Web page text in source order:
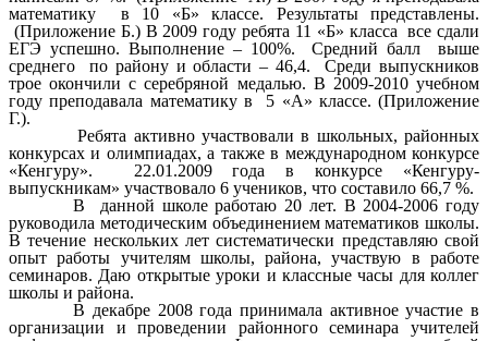
математику в 10 «Б» классе. Результаты представлены.
(Приложение Б.) В 2009 году ребята 11 «Б» класса все сдали
ЕГЭ успешно. Выполнение – 100%. Средний балл выше
среднего по району и области – 46,4. Среди выпускников
трое окончили с серебряной медалью. В 2009-2010 учебном
году преподавала математику в 5 «А» классе. (Приложение
Г.).
Ребята активно участвовали в школьных, районных
конкурсах и олимпиадах, а также в международном конкурсе
«Кенгуру». 22.01.2009 года в конкурсе «Кенгуру-
выпускникам» участвовало 6 учеников, что составило 66,7 %.
В данной школе работаю 20 лет. В 2004-2006 году
руководила методическим объединением математиков школы.
В течение нескольких лет систематически представляю свой
опыт работы учителям школы, района, участвую в работе
семинаров. Даю открытые уроки и классные часы для коллег
школы и района.
В декабре 2008 года принимала активное участие в
организации и проведении районного семинара учителей